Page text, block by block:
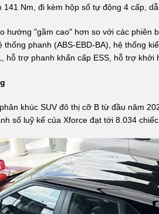
Nm, đi kèm hộp số tự động 4 cấp,
hướng "gầm cao" hơn so với các phiên
phanh (ABS-EBD-BA), hệ thống
hỗ trợ phanh khẩn cấp ESS, hỗ trợ khởi
khúc SUV đô thị cỡ B từ đầu năm
số luỹ kế của Xforce đạt tới 8.034